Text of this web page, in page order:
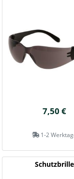
7,50 €
1-2
Schutzbrille